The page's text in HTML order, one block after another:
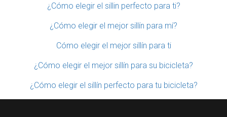
¿Cómo elegir el sillin perfecto para ti?
¿Cómo elegir el mejor sillín para mí?
Cómo elegir el mejor sillín para ti
¿Cómo elegir el mejor sillín para su bicicleta?
¿Cómo elegir el sillín perfecto para tu bicicleta?